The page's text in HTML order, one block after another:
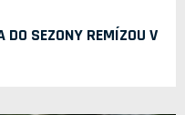
DO SEZONY REMÍZOU V